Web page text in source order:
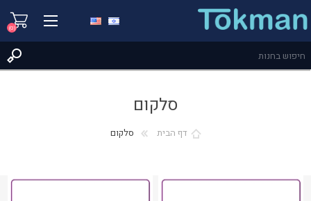
(0)
סלקום
דף הבית סלקום